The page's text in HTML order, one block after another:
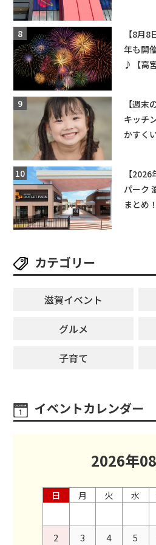
【8月
年も開
♪【高
【週
キッチ
かすく
【
パーク
まとめ
カテゴリー
滋賀イベント
グルメ
子育て
イベントカレンダー
2026年
日 月 火 水
2
3 4 5